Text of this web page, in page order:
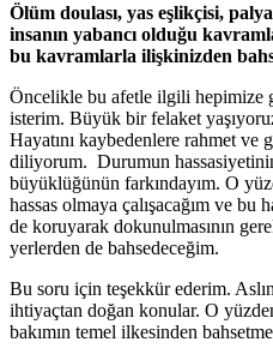
Ölüm doulası, yas eşlikçisi,
insanın yabancı olduğu
bu kavramlarla ilişkinizden
Öncelikle bu afetle ilgili hepimize
isterim. Büyük bir felaket
Hayatını kaybedenlere rahmet ve
diliyorum. Durumun
büyüklüğünün farkındayım. O
hassas olmaya çalışacağım ve bu
de koruyarak dokunulmasının
yerlerden de bahsedeceğim.
Bu soru için teşekkür ederim.
ihtiyaçtan doğan konular. O
bakımın temel ilkesinden